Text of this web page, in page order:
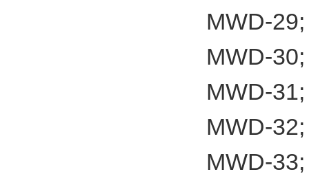
MWD-
MWD-
MWD-
MWD-
MWD-